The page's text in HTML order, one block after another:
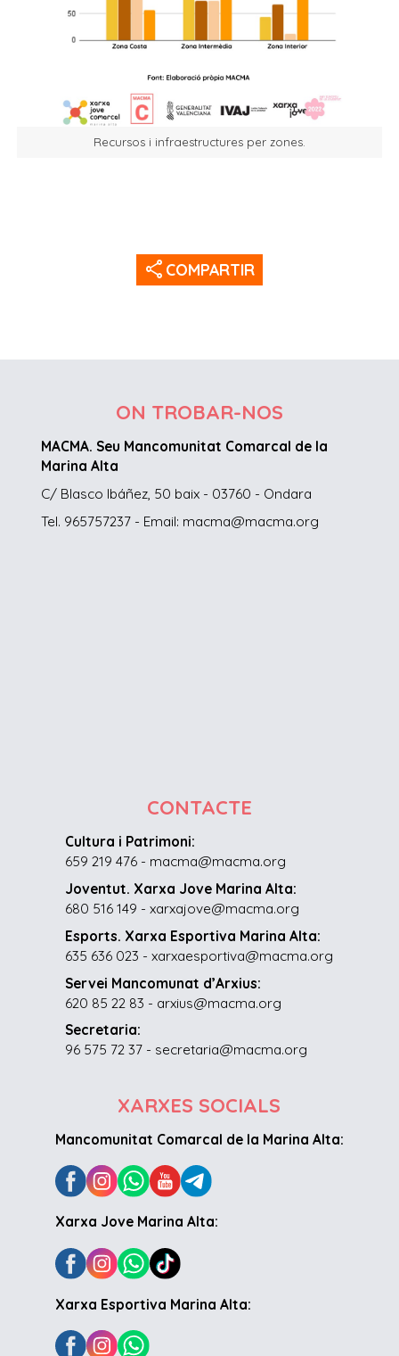
Recursos i infraestructures per zones.
share COMPARTIR
ON TROBAR-NOS
MACMA. Seu Mancomunitat Comarcal de la
Marina Alta
C/ Blasco Ibáñez, 50 baix - 03760 - Ondara
Tel. 965757237 - Email: macma@macma.org
CONTACTE
Cultura i Patrimoni:
659 219 476 - macma@macma.org
Joventut. Xarxa Jove Marina Alta:
680 516 149 - xarxajove@macma.org
Esports. Xarxa Esportiva Marina Alta:
635 636 023 - xarxaesportiva@macma.org
Servei Mancomunat d’Arxius:
620 85 22 83 - arxius@macma.org
Secretaria:
96 575 72 37 - secretaria@macma.org
XARXES SOCIALS
Mancomunitat Comarcal de la Marina Alta:
Xarxa Jove Marina Alta:
Xarxa Esportiva Marina Alta: